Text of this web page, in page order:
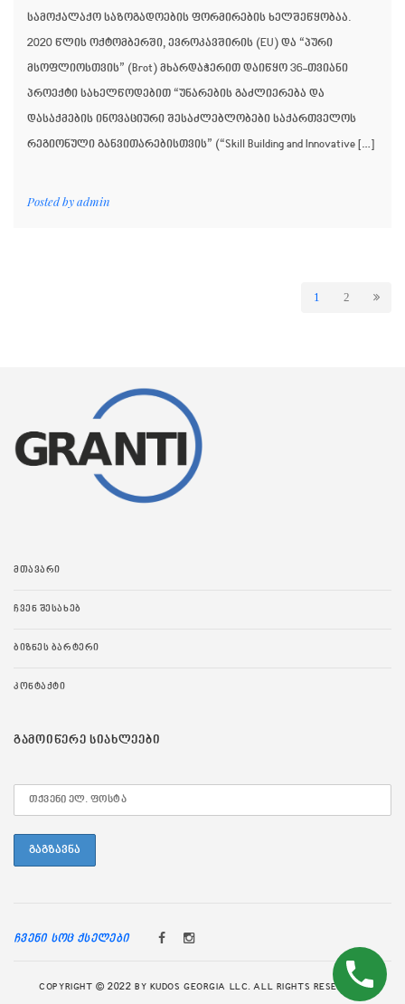
სამოქალაქო საზოგადოების ფორმირების ხელშეწყობაა.
2020 წლის ოქტომბერში, ევროკავშირის (EU) და “პური
მსოფლიოსთვის” (Brot) მხარდაჭერით დაიწყო 36-თვიანი
პროექტი სახელწოდებით “უნარების გაძლიერება და
დასაქმების ინოვაციური შესაძლებლობები საქართველოს
რეგიონული განვითარებისთვის” (“Skill Building and Innovative […]
Posted byadmin
1 2
ᲛᲗᲐᲕᲐᲠᲘ
ᲩᲕᲔᲜ ᲨᲔᲡᲐᲮᲔᲑ
ᲑᲘᲖᲜᲔᲡ ᲑᲐᲠᲢᲔᲠᲘ
ᲙᲝᲜᲢᲐᲥᲢᲘ
ᲒᲐᲛᲝᲘᲬᲔᲠᲔ ᲡᲘᲐᲮᲚᲔᲔᲑᲘ
ჩვენი სოც ქსელები
COPYRIGHT © 2022 BY KUDOS GEORGIA LLC. ALL RIGHTS RESERVED.